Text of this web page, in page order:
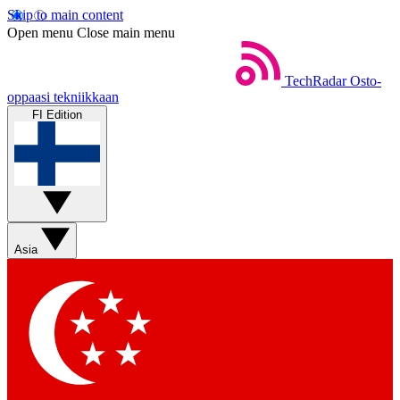
Skip to main content
Open menu Close main menu
TechRadar Osto-
oppaasi tekniikkaan
FI Edition
Asia